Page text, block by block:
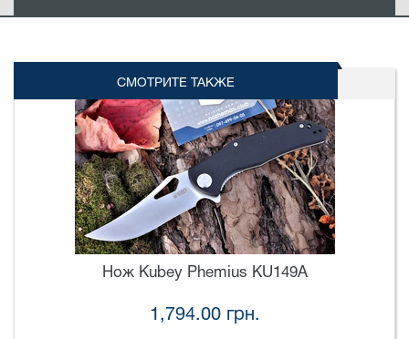
СМОТРИТЕ ТАКЖЕ
Нож Kubey Phemius KU149A
1,794.00 грн.